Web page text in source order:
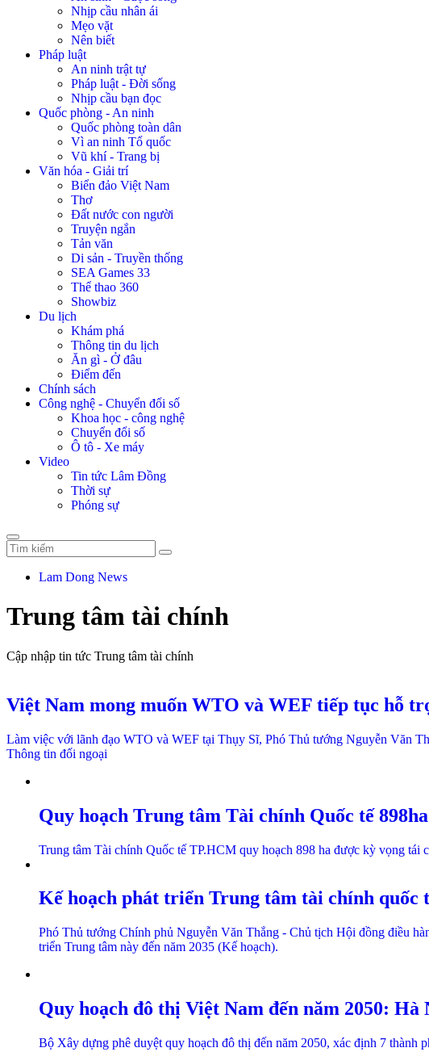
Nhịp cầu nhân ái
Mẹo vặt
Nên biết
Pháp luật
An ninh trật tự
Pháp luật - Đời sống
Nhịp cầu bạn đọc
Quốc phòng - An ninh
Quốc phòng toàn dân
Vì an ninh Tổ quốc
Vũ khí - Trang bị
Văn hóa - Giải trí
Biển đảo Việt Nam
Thơ
Đất nước con người
Truyện ngắn
Tản văn
Di sản - Truyền thống
SEA Games 33
Thể thao 360
Showbiz
Du lịch
Khám phá
Thông tin du lịch
Ăn gì - Ở đâu
Điểm đến
Chính sách
Công nghệ - Chuyển đổi số
Khoa học - công nghệ
Chuyển đổi số
Ô tô - Xe máy
Video
Tin tức Lâm Đồng
Thời sự
Phóng sự
Lam Dong News
Trung tâm tài chính
Cập nhập tin tức Trung tâm tài chính
Việt Nam mong muốn WTO và WEF tiếp tục hỗ
Làm việc với lãnh đạo WTO và WEF tại Thụy Sĩ, Phó Thủ tướng Nguyễn Văn
Thông tin đối ngoại
Quy hoạch Trung tâm Tài chính Quốc tế
Trung tâm Tài chính Quốc tế TP.HCM quy hoạch 898 ha được kỳ vọng tái
Kế hoạch phát triển Trung tâm tài chính quốc
Phó Thủ tướng Chính phủ Nguyễn Văn Thắng - Chủ tịch Hội đồng điều
triển Trung tâm này đến năm 2035 (Kế hoạch).
Quy hoạch đô thị Việt Nam đến năm 2050:
Bộ Xây dựng phê duyệt quy hoạch đô thị đến năm 2050, xác định 7